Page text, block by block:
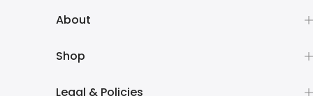
About
Shop
Legal & Policies